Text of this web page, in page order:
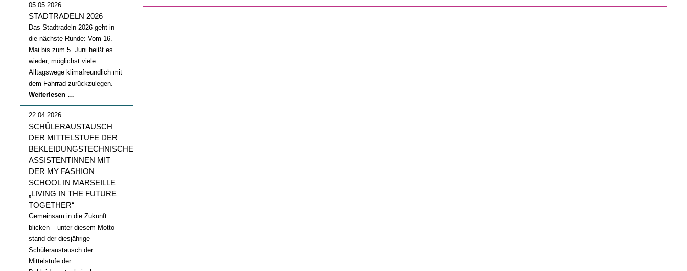
05.05.2026
STADTRADELN 2026
Das Stadtradeln 2026 geht in
die nächste Runde: Vom 16.
Mai bis zum 5. Juni heißt es
wieder, möglichst viele
Alltagswege klimafreundlich mit
dem Fahrrad zurückzulegen.
Weiterlesen …
2026
22.04.2026
SCHÜLERAUSTAUSCH
DER MITTELSTUFE DER
BEKLEIDUNGSTECHNISCHEN
ASSISTENTINNEN MIT
DER MY FASHION
SCHOOL IN MARSEILLE –
„LIVING IN THE FUTURE
TOGETHER“
Gemeinsam in die Zukunft
blicken – unter diesem Motto
stand der diesjährige
Schüleraustausch der
Mittelstufe der